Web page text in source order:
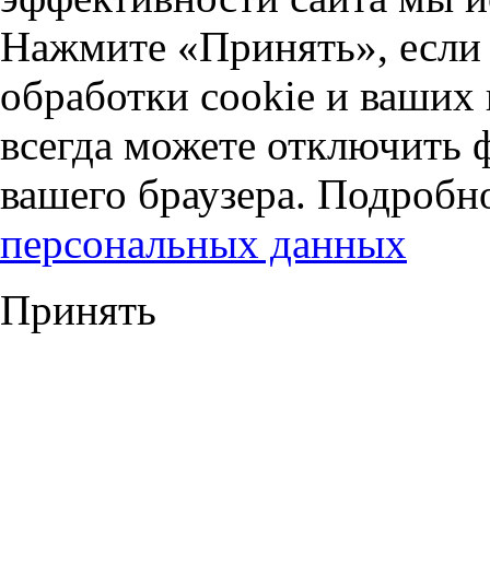
Нажмите «Принять», если
обработки cookie и
всегда можете отключить
вашего браузера.
персональных данных
Принять